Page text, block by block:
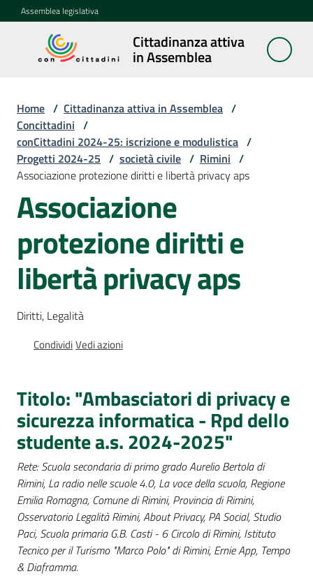
Vai al contenuto
Vai alla navigazione
Vai al footer
Assemblea legislativa
Cittadinanza attiva
in Assemblea
Cittadinanza
attiva in
Concittadini
Menu selezionato
Porte
aperte
in
Assemblea
Mostre
itineranti
Percorsi
sulla
Seguici
su
Home / Cittadinanza attiva in Assemblea /
Concittadini /
conCittadini 2024-25: iscrizione e modulistica /
Progetti 2024-25 / società civile / Rimini /
Associazione protezione diritti e libertà privacy aps
Associazione
protezione diritti e
libertà privacy aps
Diritti, Legalità
CondividiVedi azioni
Titolo: "Ambasciatori di privacy e
sicurezza informatica - Rpd dello
studente a.s. 2024-2025"
Rete: Scuola secondaria di primo grado Aurelio Bertola di
Rimini, La radio nelle scuole 4.0, La voce della scuola, Regione
Emilia Romagna, Comune di Rimini, Provincia di Rimini,
Osservatorio Legalità Rimini, About Privacy, PA Social, Studio
Paci, Scuola primaria G.B. Casti - 6 Circolo di Rimini, Istituto
Tecnico per il Turismo "Marco Polo" di Rimini, Ernie App, Tempo
& Diaframma.